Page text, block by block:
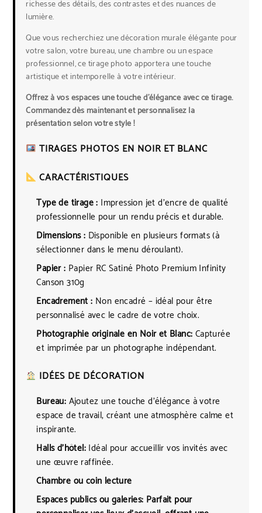
richesse des détails, des contrastes et des nuances de
lumière.
Que vous recherchiez une décoration murale élégante pour
votre salon, votre bureau, une chambre ou un espace
professionnel, ce tirage photo apportera une touche
artistique et intemporelle à votre intérieur.
Offrez à vos espaces une touche d’élégance avec ce tirage.
Commandez dès maintenant et personnalisez la
présentation selon votre style !
TIRAGES PHOTOS EN NOIR ET BLANC
CARACTÉRISTIQUES
Type de tirage : Impression jet d’encre de qualité
professionnelle pour un rendu précis et durable.
Dimensions : Disponible en plusieurs formats (à
sélectionner dans le menu déroulant).
Papier : Papier RC Satiné Photo Premium Infinity
Canson 310g
Encadrement : Non encadré – idéal pour être
personnalisé avec le cadre de votre choix.
Photographie originale en Noir et Blanc: Capturée
et imprimée par un photographe indépendant.
IDÉES DE DÉCORATION
Bureau: Ajoutez une touche d’élégance à votre
espace de travail, créant une atmosphère calme et
inspirante.
Halls d’hôtel:Idéal pour accueillir vos invités avec
une œuvre raffinée.
Chambre ou coin lecture
Espaces publics ou galeries: Parfait pour